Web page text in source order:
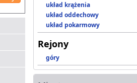
układ krążenia
układ oddechowy
układ pokarmowy
Rejony
góry